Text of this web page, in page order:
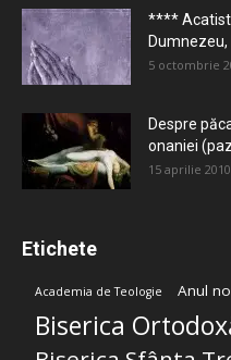
****
5 octombrie
Despre
onaniei
15 aprilie 2010
Etichete
Academia de Teologie Anul
Biserica